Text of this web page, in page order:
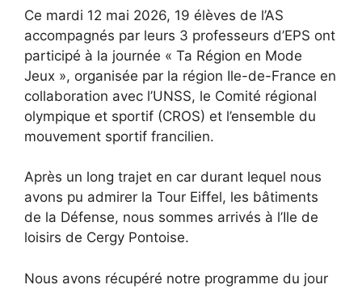
Ce mardi 12 mai 2026, 19 élèves de l’AS
accompagnés par leurs 3 professeurs d’EPS ont
participé à la journée « Ta Région en Mode
Jeux », organisée par la région Ile-de-France en
collaboration avec l’UNSS, le Comité régional
olympique et sportif (CROS) et l’ensemble du
mouvement sportif francilien.
Après un long trajet en car durant lequel nous
avons pu admirer la Tour Eiffel, les bâtiments
de la Défense, nous sommes arrivés à l’Ile de
loisirs de Cergy Pontoise.
Nous avons récupéré notre programme du jour